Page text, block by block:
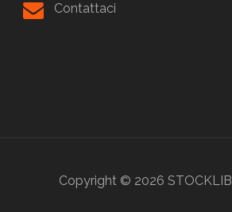
Contattaci
Copyright © 2026 STOCKLIB